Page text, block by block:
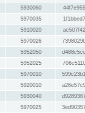
5930060
5970035
5910020
5970026
5952050
5952025
5970010
5920010
5930040
5970025